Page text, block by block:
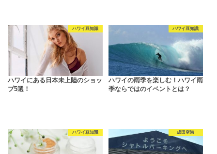
ハワイ豆知識
ハワイにある日本未上陸のショッ
プ5選！
ハワイ豆知識
ハワイの雨季を楽しむ！ハワイ雨
季ならではのイベントとは？
ハワイ豆知識 成田空港